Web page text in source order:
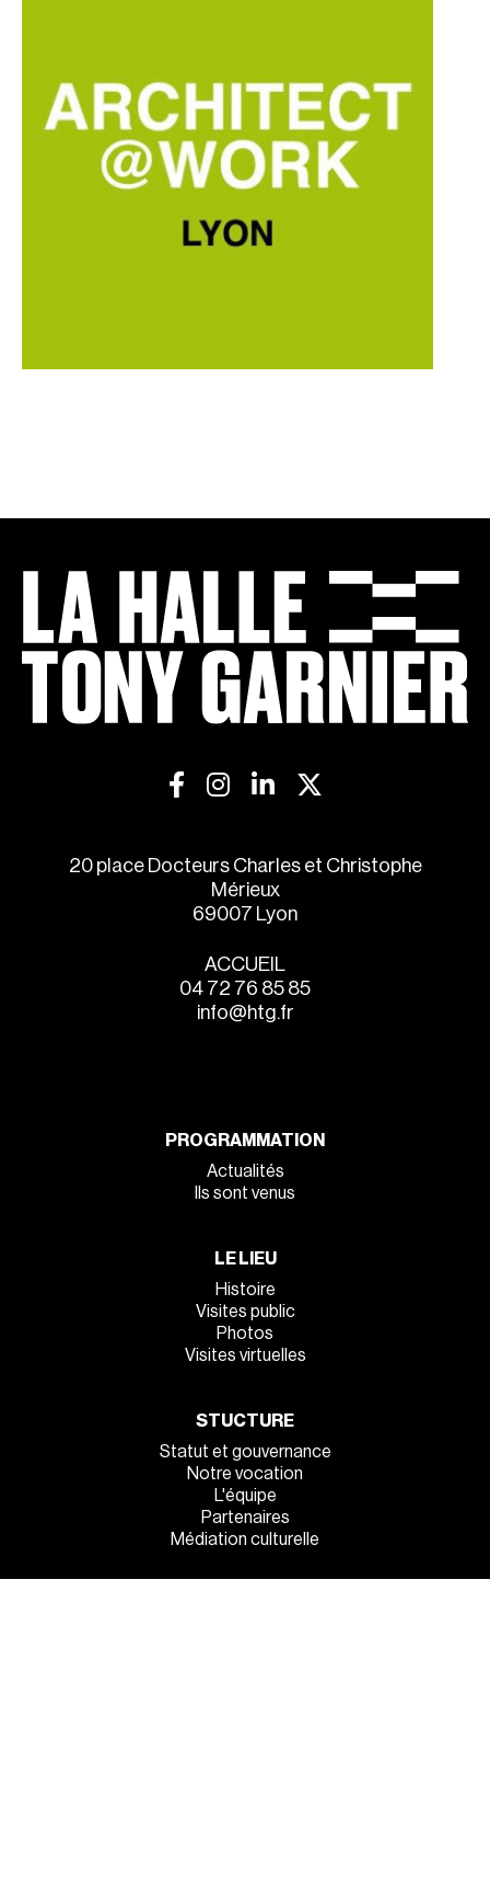
20 place Docteurs Charles et Christophe
Mérieux
69007 Lyon
ACCUEIL
04 72 76 85 85
info@htg.fr
PROGRAMMATION
Actualités
Ils sont venus
LE LIEU
Histoire
Visites public
Photos
Visites virtuelles
STUCTURE
Statut et gouvernance
Notre vocation
L'équipe
Partenaires
Médiation culturelle